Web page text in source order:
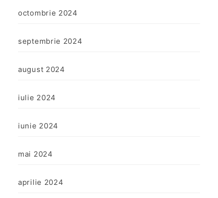
octombrie 2024
septembrie 2024
august 2024
iulie 2024
iunie 2024
mai 2024
aprilie 2024